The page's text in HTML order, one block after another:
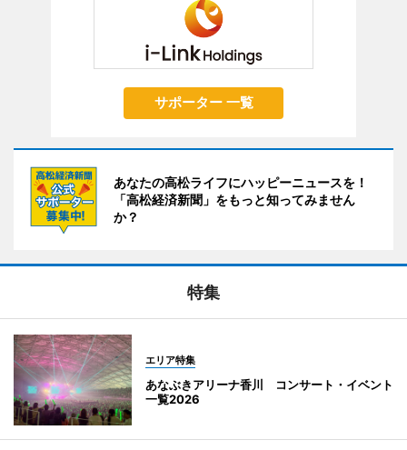
サポーター 一覧
あなたの高松ライフにハッピーニュースを！
「高松経済新聞」をもっと知ってみません
か？
特集
エリア特集
あなぶきアリーナ香川 コンサート・イベント
一覧2026